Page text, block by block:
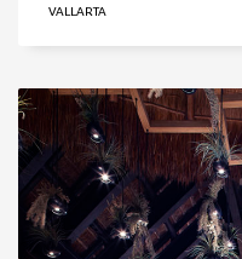
VALLARTA